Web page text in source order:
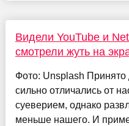
Видели YouTube и
смотрели жуть на
Фото: Unsplash
сильно отличались от
суеверием, однако
меньше нашего. И